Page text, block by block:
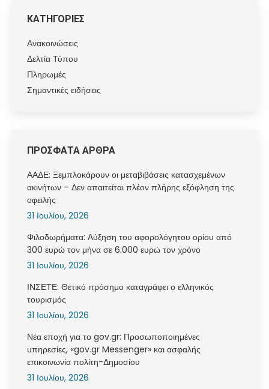
ΚΑΤΗΓΟΡΙΕΣ
Ανακοινώσεις
Δελτία Τύπου
Πληρωμές
Σημαντικές ειδήσεις
ΠΡΟΣΦΑΤΑ ΑΡΘΡΑ
ΑΑΔΕ: Ξεμπλοκάρουν οι μεταβιβάσεις κατασχεμένων
ακινήτων – Δεν απαιτείται πλέον πλήρης εξόφληση της
οφειλής
31 Ιουλίου, 2026
Φιλοδωρήματα: Αύξηση του αφορολόγητου ορίου από
300 ευρώ τον μήνα σε 6.000 ευρώ τον χρόνο
31 Ιουλίου, 2026
ΙΝΣΕΤΕ: Θετικό πρόσημο καταγράφει ο ελληνικός
τουρισμός
31 Ιουλίου, 2026
Νέα εποχή για το gov.gr: Προσωποποιημένες
υπηρεσίες, «gov.gr Messenger» και ασφαλής
επικοινωνία πολίτη-Δημοσίου
31 Ιουλίου, 2026